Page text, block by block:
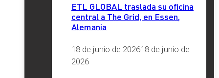
ETL GLOBAL traslada su oficina
central a The Grid, en Essen,
Alemania
18 de junio de 202618 de junio de
2026